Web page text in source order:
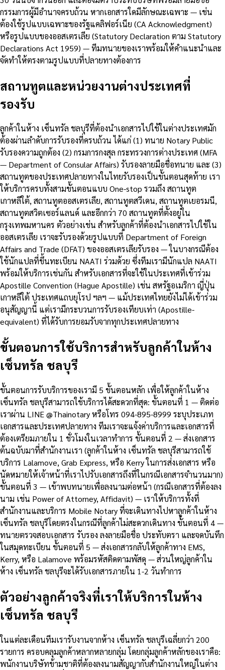
กรรมการผู้มีอำนาจครบถ้วน หากเอกสารใดมีลักษณะเฉพาะ — เช่น
ต้องใช้รูปแบบเฉพาะของรัฐแคลิฟอร์เนีย (CA Acknowledgment)
หรือรูปแบบของออสเตรเลีย (Statutory Declaration ตาม Statutory
Declarations Act 1959) — ทีมทนายของเราพร้อมให้คำแนะนำและ
จัดทำให้ตรงตามรูปแบบที่ปลายทางต้องการ
สถานทูตและหน่วยงานต่างประเทศที่
รองรับ
ลูกค้าในห้าง เซ็นทรัล ชลบุรีที่ต้องนำเอกสารไปใช้ในต่างประเทศมัก
ต้องผ่านลำดับการรับรองที่ครบถ้วน ได้แก่ (1) ทนาย Notary Public
รับรองความถูกต้อง (2) กรมการกงสุล กระทรวงการต่างประเทศ (MFA
— Department of Consular Affairs) รับรองลายมือชื่อทนาย และ (3)
สถานทูตของประเทศปลายทางในไทยรับรองเป็นขั้นตอนสุดท้าย เรา
ให้บริการครบทั้งสามขั้นตอนแบบ One-stop รวมถึง สถานทูต
เกาหลีใต้, สถานทูตออสเตรเลีย, สถานทูตสวีเดน, สถานทูตเยอรมนี,
สถานทูตสวิตเซอร์แลนด์ และอีกกว่า 70 สถานทูตที่ตั้งอยู่ใน
กรุงเทพมหานคร ตัวอย่างเช่น สำหรับลูกค้าที่ต้องนำเอกสารไปใช้ใน
ออสเตรเลีย เราจะรับรองด้วยรูปแบบที่ Department of Foreign
Affairs and Trade (DFAT) ของออสเตรเลียรับรอง — ในบางกรณีต้อง
ใช้นักแปลที่ขึ้นทะเบียน NAATI ร่วมด้วย ซึ่งทีมเรามีนักแปล NAATI
พร้อมให้บริการเช่นกัน สำหรับเอกสารที่จะใช้ในประเทศที่เข้าร่วม
Apostille Convention (Hague Apostille) เช่น สหรัฐอเมริกา ญี่ปุ่น
เกาหลีใต้ ประเทศแถบยุโรป ฯลฯ — แม้ประเทศไทยยังไม่ได้เข้าร่วม
อนุสัญญานี้ แต่เรามีกระบวนการรับรองเทียบเท่า (Apostille-
equivalent) ที่ได้รับการยอมรับจากทุกประเทศปลายทาง
ขั้นตอนการใช้บริการสำหรับลูกค้าในห้าง
เซ็นทรัล ชลบุรี
ขั้นตอนการรับบริการของเรามี 5 ขั้นตอนหลัก เพื่อให้ลูกค้าในห้าง
เซ็นทรัล ชลบุรีสามารถใช้บริการได้สะดวกที่สุด: ขั้นตอนที่ 1 — ติดต่อ
เราผ่าน LINE @Thainotary หรือโทร 094-895-8999 ระบุประเภท
เอกสารและประเทศปลายทาง ทีมเราจะแจ้งค่าบริการและเอกสารที่
ต้องเตรียมภายใน 1 ชั่วโมงในเวลาทำการ ขั้นตอนที่ 2 — ส่งเอกสาร
ต้นฉบับมาที่สำนักงานเรา (ลูกค้าในห้าง เซ็นทรัล ชลบุรีสามารถใช้
บริการ Lalamove, Grab Express, หรือ Kerry ในการส่งเอกสาร หรือ
นัดหมายให้เจ้าหน้าที่เราไปรับเอกสารถึงที่ในกรณีเอกสารจำนวนมาก)
ขั้นตอนที่ 3 — เข้าพบทนายเพื่อลงนามต่อหน้า (กรณีเอกสารที่ต้องลง
นาม เช่น Power of Attorney, Affidavit) — เราให้บริการทั้งที่
สำนักงานและบริการ Mobile Notary ที่จะเดินทางไปหาลูกค้าในห้าง
เซ็นทรัล ชลบุรีโดยตรงในกรณีที่ลูกค้าไม่สะดวกเดินทาง ขั้นตอนที่ 4 —
ทนายตรวจสอบเอกสาร รับรอง ลงลายมือชื่อ ประทับตรา และจดบันทึก
ในสมุดทะเบียน ขั้นตอนที่ 5 — ส่งเอกสารกลับให้ลูกค้าทาง EMS,
Kerry, หรือ Lalamove พร้อมรหัสติดตามพัสดุ — ส่วนใหญ่ลูกค้าใน
ห้าง เซ็นทรัล ชลบุรีจะได้รับเอกสารภายใน 1-2 วันทำการ
ตัวอย่างลูกค้าจริงที่เราให้บริการในห้าง
เซ็นทรัล ชลบุรี
ในแต่ละเดือนทีมเรารับงานจากห้าง เซ็นทรัล ชลบุรีเฉลี่ยกว่า 200
รายการ ครอบคลุมลูกค้าหลากหลายกลุ่ม โดยกลุ่มลูกค้าหลักของเราคือ:
พนักงานบริษัทข้ามชาติที่ต้องลงนามสัญญากับสำนักงานใหญ่ในต่าง